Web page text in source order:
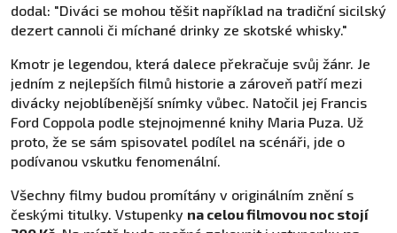
dodal: "Diváci se mohou těšit například na tradiční sicilský
dezert cannoli či míchané drinky ze skotské whisky."
Kmotr je legendou, která dalece překračuje svůj žánr. Je
jedním z nejlepších filmů historie a zároveň patří mezi
divácky nejoblíbenější snímky vůbec. Natočil jej Francis
Ford Coppola podle stejnojmenné knihy Maria Puza. Už
proto, že se sám spisovatel podílel na scénáři, jde o
podívanou vskutku fenomenální.
Všechny filmy budou promítány v originálním znění s
českými titulky. Vstupenky na celou filmovou noc stojí